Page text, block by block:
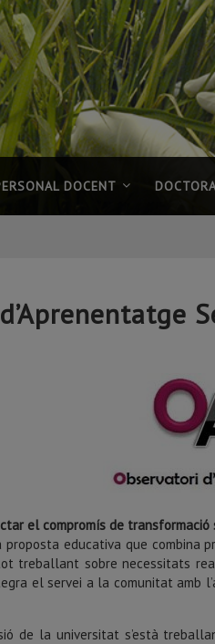
DOCENT
el compromís de
proposta educativa que
treballant sobre necessitats
el servei a la comunitat amb
de la universitat s’està